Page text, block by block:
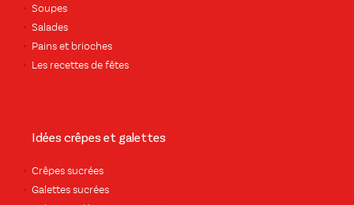
Soupes
Salades
Pains et brioches
Les recettes de fêtes
Idées crêpes et galettes
Crêpes sucrées
Galettes sucrées